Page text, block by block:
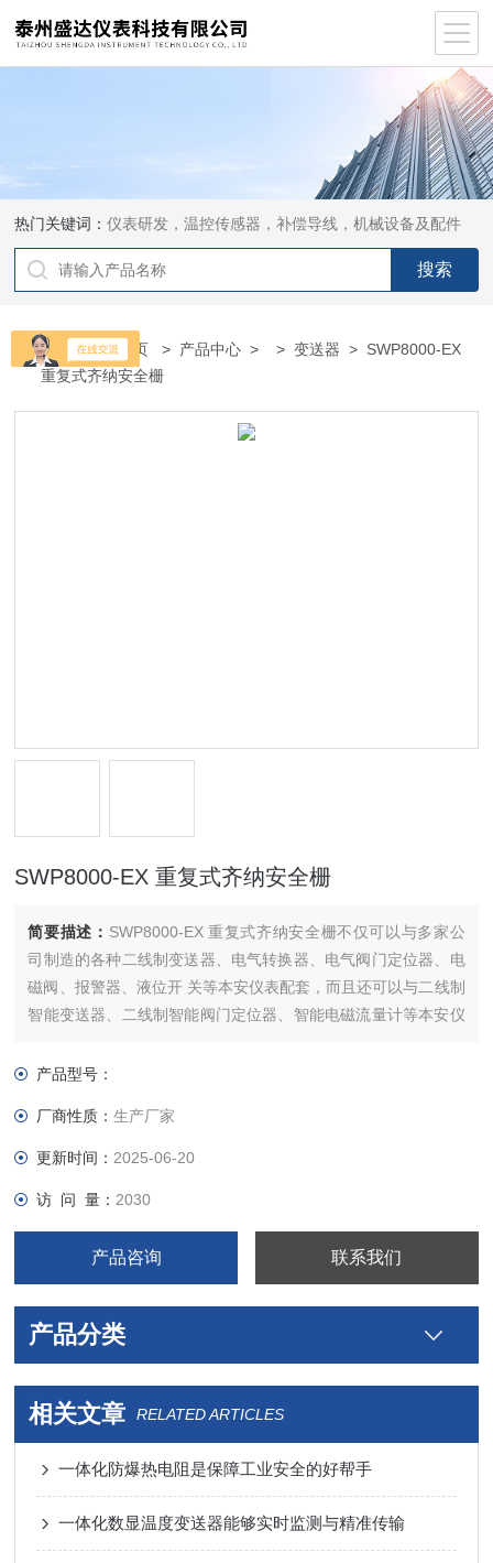
热门关键词：仪表研发，温控传感器，补偿导线，机械设备及配件
当前位置：首页 > 产品中心 > >变送器 > SWP8000-EX
重复式齐纳安全栅
SWP8000-EX 重复式齐纳安全栅
简要描述： SWP8000-EX 重复式齐纳安全栅不仅可以与多家公
司制造的各种二线制变送器、电气转换器、电气阀门定位器、电
磁阀、报警器、液位开 关等本安仪表配套，而且还可以与二线制
智能变送器、二线制智能阀门定位器、智能电磁流量计等本安仪
产品型号：
厂商性质：生产厂家
更新时间： 2025-06-20
访 问 量： 2030
产品咨询 联系我们
产品分类
相关文章 RELATED ARTICLES
一体化防爆热电阻是保障工业安全的好帮手
一体化数显温度变送器能够实时监测与精准传输